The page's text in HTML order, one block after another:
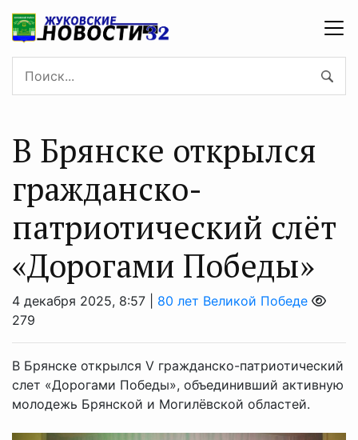
В Брянске открылся
гражданско-
патриотический слёт
«Дорогами Победы»
4 декабря 2025, 8:57 | 80 лет Великой Победе
279
В Брянске открылся V гражданско-патриотический
слет «Дорогами Победы», объединивший активную
молодежь Брянской и Могилёвской областей.